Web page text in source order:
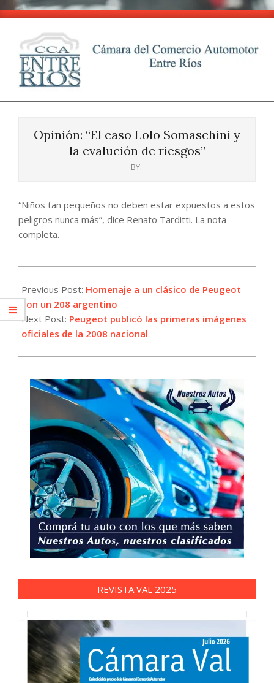
Skip
content
CCA
Entre
Opinión: “El caso Lolo Somaschini y
la evalución de riesgos”
BY:
“Niños tan pequeños no deben estar expuestos a estos
peligros nunca más”, dice Renato Tarditti. La nota
completa.
06-
24
Previous Post: Homenaje a un clásico de Peugeot
con un 208 argentino
Next Post: Peugeot publicó las primeras imágenes
oficiales de la 2008 nacional
REVISTA VAL 2025